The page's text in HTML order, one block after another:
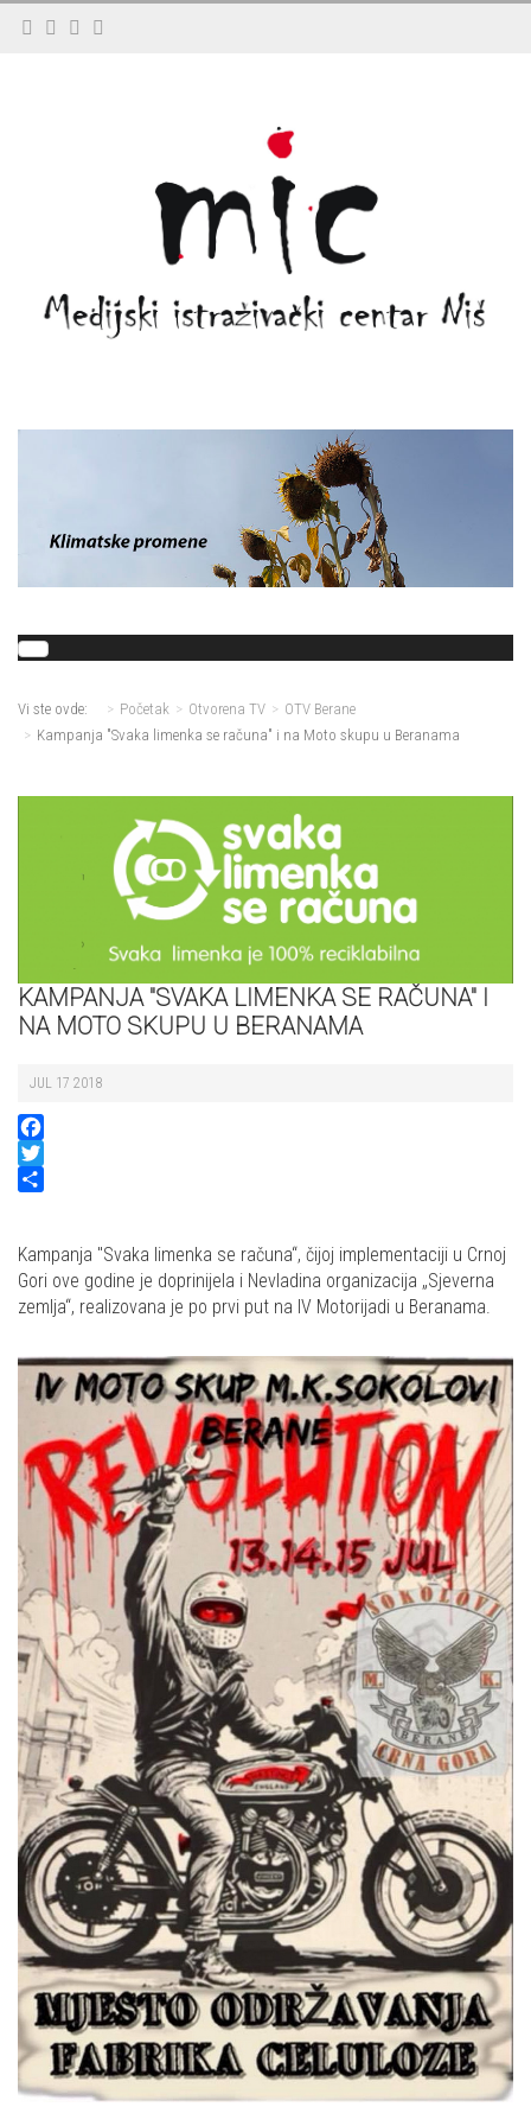
Vi ste ovde: Početak Otvorena TV
OTV Berane
Kampanja "Svaka limenka se računa" i na Moto skupu u Beranama
KAMPANJA "SVAKA LIMENKA SE RAČUNA" I
NA MOTO SKUPU U BERANAMA
JUL 17 2018
Facebook
Twitter
Kampanja "Svaka limenka se računa“, čijoj implementaciji u Crnoj
Gori ove godine je doprinijela i Nevladina organizacija „Sjeverna
zemlja“, realizovana je po prvi put na IV Motorijadi u Beranama.